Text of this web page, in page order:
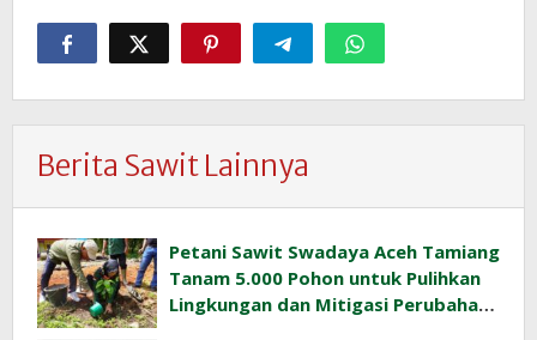
Berita Sawit Lainnya
Petani Sawit Swadaya Aceh Tamiang
Tanam 5.000 Pohon untuk Pulihkan
Lingkungan dan Mitigasi Perubahan